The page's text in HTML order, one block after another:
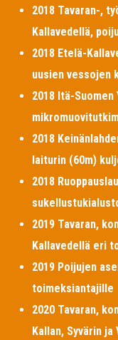
2018 Tavaran-,
Kallavedellä,
2018 Etelä-
uusien vessojen
2018 Itä-Suomen
2018
laiturin (60m)
2018
2019 Tavaran,
Kallavedellä eri
2019 Poijujen
toimeksiantajille
2020 Tavaran,
Kallan, Syvärin